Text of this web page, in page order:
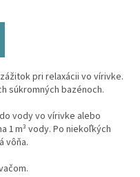
pri relaxácii vo vírivke.
súkromných bazénoch.
vody vo vírivke alebo
1 m³ vody. Po niekoľkých
vôňa.